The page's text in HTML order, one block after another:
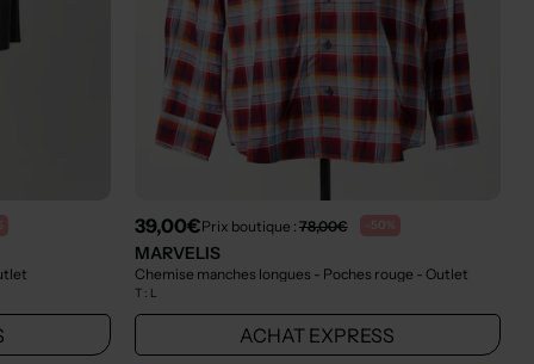
39,00€Prix boutique : 78,00€ -50%
MARVELIS
Chemise manches longues - Poches rouge - Outlet
T : L
ACHAT EXPRESS